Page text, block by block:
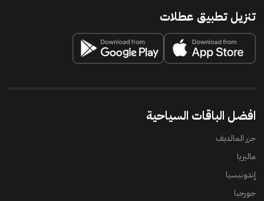
تنزيل تطبيق عطلات
افضل الباقات السياحية
جزر المالديف
ماليزيا
إندونيسيا
جورجيا